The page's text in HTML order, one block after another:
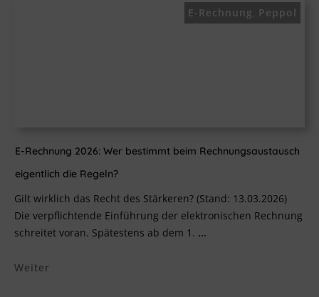
E-Rechnung Peppol
E-Rechnung 2026: Wer bestimmt beim Rechnungsaustausch
eigentlich die Regeln?
Gilt wirklich das Recht des Stärkeren? (Stand: 13.03.2026)
Die verpflichtende Einführung der elektronischen Rechnung
schreitet voran. Spätestens ab dem 1. ...
Weiter